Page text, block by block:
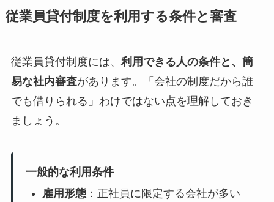
従業員貸付制度を利用する条件と審査
従業員貸付制度には、 利用できる人の条件と、簡
易な社内審査があります。「会社の制度だから誰
でも借りられる」わけではない点を理解しておき
ましょう。
一般的な利用条件
雇用形態：正社員に限定する会社が多い